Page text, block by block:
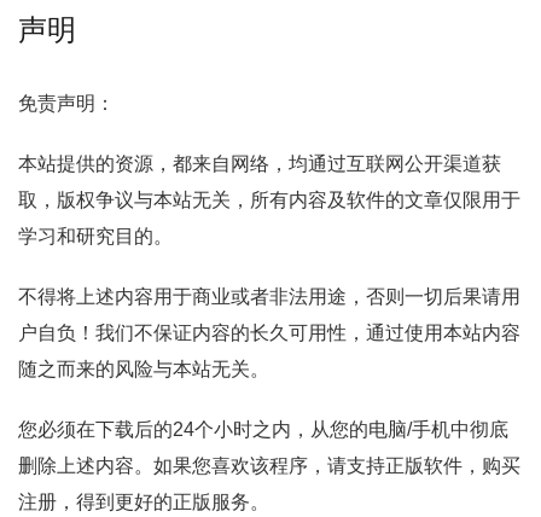
声明
免责声明：
本站提供的资源，都来自网络，均通过互联网公开渠道获
取，版权争议与本站无关，所有内容及软件的文章仅限用于
学习和研究目的。
不得将上述内容用于商业或者非法用途，否则一切后果请用
户自负！我们不保证内容的长久可用性，通过使用本站内容
随之而来的风险与本站无关。
您必须在下载后的24个小时之内，从您的电脑/手机中彻底
删除上述内容。如果您喜欢该程序，请支持正版软件，购买
注册，得到更好的正版服务。